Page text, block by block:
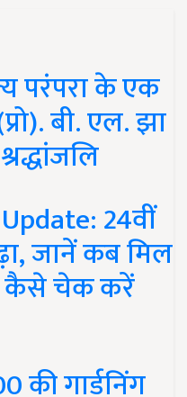
परंपरा के एक
बी. एल. झा
24वीं
जानें कब मिल
कैसे चेक करें
की गार्डनिंग